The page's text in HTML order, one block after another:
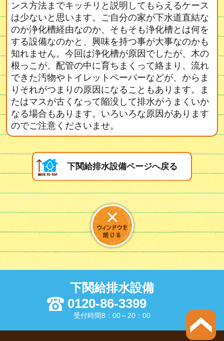
ンス方法までキッチリと説明してもらえるケース
は少ないと思います。ご自分の家が下水道直結な
のか浄化槽経由なのか、そもそも浄化槽とは何を
する設備なのかと、興味を持つ事が大事なのかも
知れません。今回は浄化槽が原因でしたが、木の
根っこが、配管の中に育ちまくって絡まり、流れ
できた汚物やトイレットペーパーなどが、からま
りそれがつまりの原因になることもあります。ま
たはマスが古くなって陥没して排水がうまくいか
なる場合もあります。いろいろな原因があります
のでご注意くださいませ。
下関給排水設備ページへ戻る
下関給排水設備
0120-86-3399
受付時間8：00～20：00